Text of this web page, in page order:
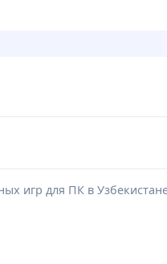
игр для ПК в